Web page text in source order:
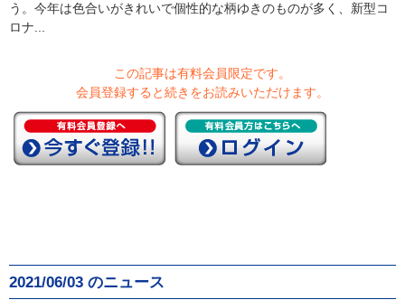
う。今年は色合いがきれいで個性的な柄ゆきのものが多く、新型コ
ロナ...
この記事は有料会員限定です。
会員登録すると続きをお読みいただけます。
2021/06/03 のニュース